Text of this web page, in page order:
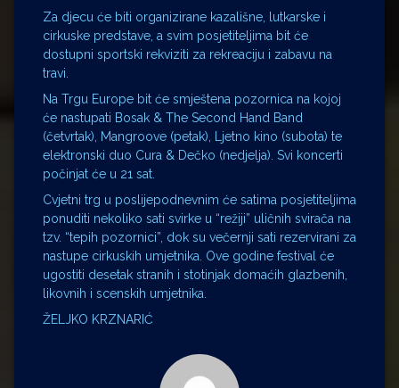
Za djecu će biti organizirane kazališne, lutkarske i
cirkuske predstave, a svim posjetiteljima bit će
dostupni sportski rekviziti za rekreaciju i zabavu na
travi.
Na Trgu Europe bit će smještena pozornica na kojoj
će nastupati Bosak & The Second Hand Band
(četvrtak), Mangroove (petak), Ljetno kino (subota) te
elektronski duo Cura & Dečko (nedjelja). Svi koncerti
počinjat će u 21 sat.
Cvjetni trg u poslijepodnevnim će satima posjetiteljima
ponuditi nekoliko sati svirke u “režiji” uličnih svirača na
tzv. “tepih pozornici”, dok su večernji sati rezervirani za
nastupe cirkuskih umjetnika. Ove godine festival će
ugostiti desetak stranih i stotinjak domaćih glazbenih,
likovnih i scenskih umjetnika.
ŽELJKO KRZNARIĆ